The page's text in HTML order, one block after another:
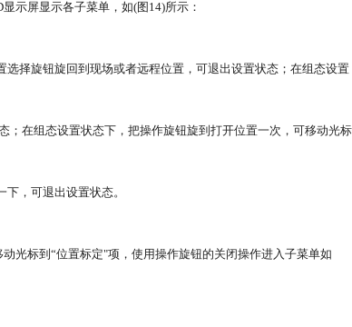
示屏显示各子菜单，如(图14)所示：
择旋钮旋回到现场或者远程位置，可退出设置状态；在组态设置
；在组态设置状态下，把操作旋钮旋到打开位置一次，可移动光
，可退出设置状态。
光标到“位置标定"项，使用操作旋钮的关闭操作进入子菜单如